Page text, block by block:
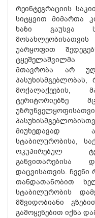
რეინტეგრაციის
სიტყვით მიმართა
ხაზი გაუსვა
უარყოფით
ტყეშელაშვილმა
მთავრობა არ
ტერიტორიებზე
მიუხედავად
სტაბილურობისა,
ოკუპირებულ
განვითარებისა
დაცვისათვის. ჩვენი
თანდათანობით
სტაბილურობის
მშვიდობიანი
გამოყენებით იქნა